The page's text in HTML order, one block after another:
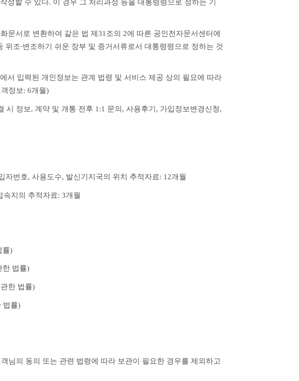
할 수 있다. 이 경우 그 처리과정 등을 대통령령으로 정하는 기
문서로 변환하여 같은 법 제31조의 2에 따른 공인전자문서센터에
조∙변조하기 쉬운 장부 및 증거서류로서 대통령령으로 정하는 것
입력된 개인정보는 관계 법령 및 서비스 제공 상의 필요에 따라
정보: 6개월)
정보, 계약 및 개통 전후 1:1 문의, 사용후기, 가입정보변경신청,
번호, 사용도수, 발신기지국의 위치 추적자료: 12개월
지의 추적자료: 3개월
률)
한 법률)
한 법률)
법률)
님의 동의 또는 관련 법령에 따라 보관이 필요한 경우를 제외하고